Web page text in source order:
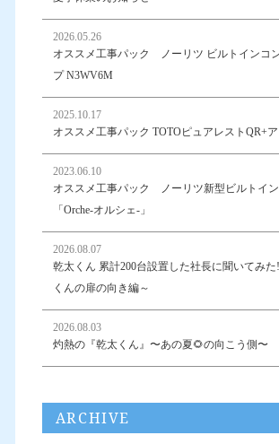
2026.05.26
オススメ工事パック ノーリツ ビルトインコ
プ N3WV6M
2025.10.17
オススメ工事パック TOTOピュアレストQR+
2023.06.10
オススメ工事パック ノーリツ新型ビルトイン
「Orche-オルシェ-」
2026.08.07
乾太くん 累計200台設置した社長に聞いてみ
くんの扉の向き編～
2026.08.03
灼熱の『乾太くん』〜あの夏🌻の向こう側〜
ARCHIVE